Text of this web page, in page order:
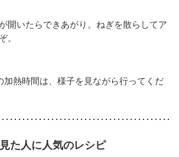
開いたらできあがり。ねぎを散らしてア
。
加熱時間は、様子を見ながら行ってくだ
た人に人気のレシピ